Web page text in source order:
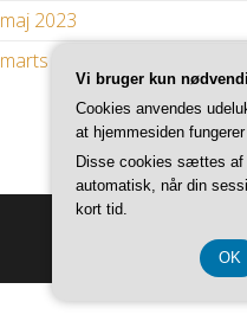
maj 2023
marts 2023
Vi bruger kun
Cookies anvendes
at hjemmesiden
Disse cookies sættes af
automatisk, når din
kort tid.
OK